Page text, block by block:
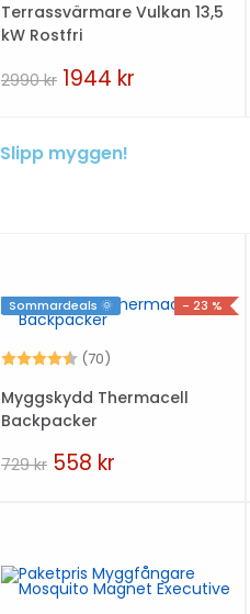
Terrassvärmare Vulkan 13,5
kW Rostfri
2990kr 1944 kr
Slipp myggen!
Sommardeals 🌞 - 23 %
Betyg: (70)
Myggskydd Thermacell
Backpacker
729kr 558 kr